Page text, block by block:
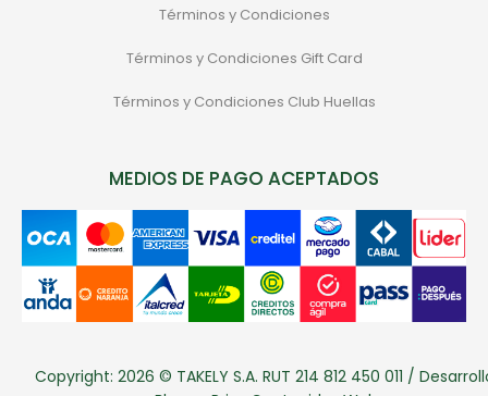
Términos y Condiciones
Términos y Condiciones Gift Card
Términos y Condiciones Club Huellas
MEDIOS DE PAGO ACEPTADOS
Copyright: 2026 © TAKELY S.A. RUT 214 812 450 011 /